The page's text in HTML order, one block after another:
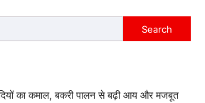
Search
का कमाल, बकरी पालन से बढ़ी आय और मजबूत